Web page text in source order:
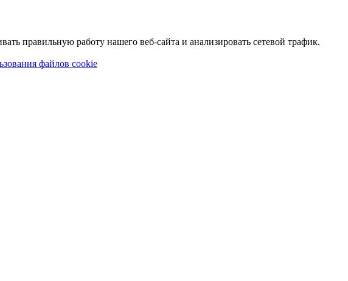
правильную работу нашего веб-сайта и анализировать сетевой трафик.
файлов cookie